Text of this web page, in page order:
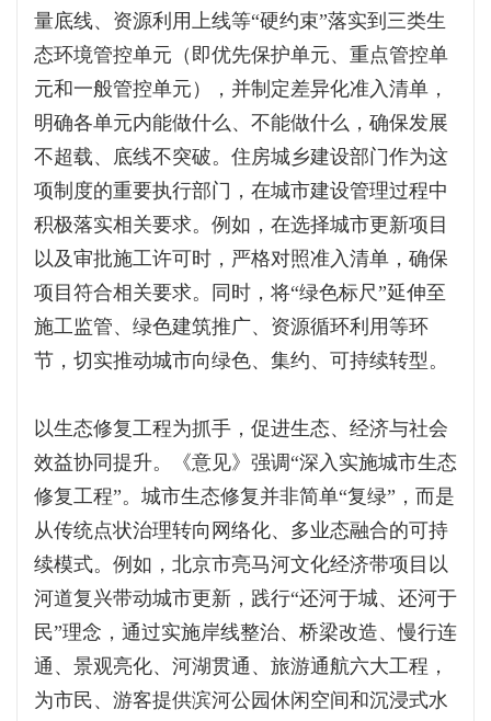
量底线、资源利用上线等“硬约束”落实到三类生
态环境管控单元（即优先保护单元、重点管控单
元和一般管控单元），并制定差异化准入清单，
明确各单元内能做什么、不能做什么，确保发展
不超载、底线不突破。住房城乡建设部门作为这
项制度的重要执行部门，在城市建设管理过程中
积极落实相关要求。例如，在选择城市更新项目
以及审批施工许可时，严格对照准入清单，确保
项目符合相关要求。同时，将“绿色标尺”延伸至
施工监管、绿色建筑推广、资源循环利用等环
节，切实推动城市向绿色、集约、可持续转型。
以生态修复工程为抓手，促进生态、经济与社会
效益协同提升。《意见》强调“深入实施城市生态
修复工程”。城市生态修复并非简单“复绿”，而是
从传统点状治理转向网络化、多业态融合的可持
续模式。例如，北京市亮马河文化经济带项目以
河道复兴带动城市更新，践行“还河于城、还河于
民”理念，通过实施岸线整治、桥梁改造、慢行连
通、景观亮化、河湖贯通、旅游通航六大工程，
为市民、游客提供滨河公园休闲空间和沉浸式水